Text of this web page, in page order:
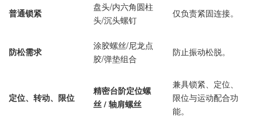
普通锁紧
盘头/内六角圆柱
头/沉头螺钉
仅负责紧固连接。
防松需求
涂胶螺丝/尼龙点
胶/弹垫组合
防止振动松脱。
定位、转动、限位
精密台阶定位螺
丝 / 轴肩螺丝
兼具锁紧、定位、
限位与运动配合功
能。